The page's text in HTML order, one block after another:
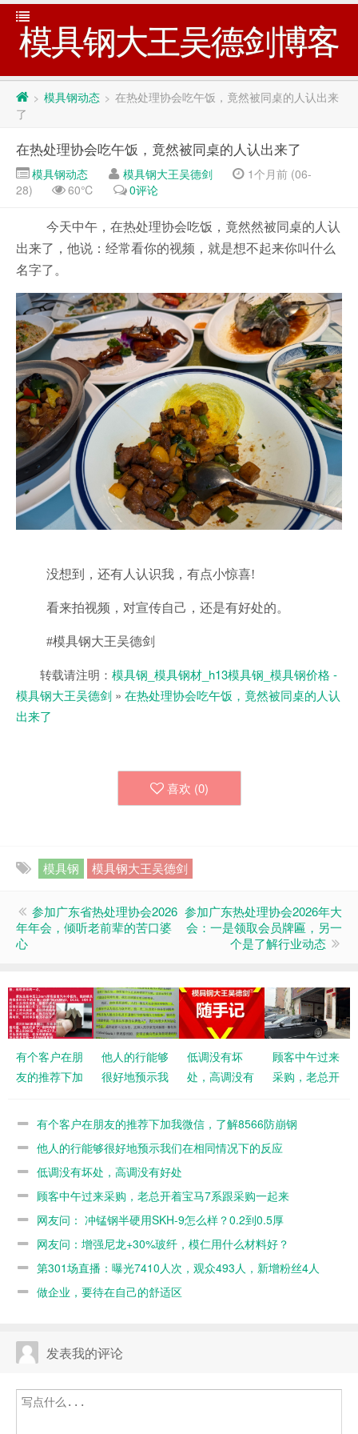
模具钢大王吴德剑博客
> 模具钢动态 > 在热处理协会吃午饭，竟然被同桌的人认出来
了
在热处理协会吃午饭，竟然被同桌的人认出来了
模具钢动态 模具钢大王吴德剑
1个月前 (06-
28)
60℃ 0评论
今天中午，在热处理协会吃饭，竟然然被同桌的人认
出来了，他说：经常看你的视频，就是想不起来你叫什么
名字了。
没想到，还有人认识我，有点小惊喜!
看来拍视频，对宣传自己，还是有好处的。
#模具钢大王吴德剑
转载请注明： 模具钢_模具钢材_h13模具钢_模具钢价格 -
模具钢大王吴德剑 » 在热处理协会吃午饭，竟然被同桌的人认
出来了
喜欢 (0)
模具钢 模具钢大王吴德剑
参加广东省热处理协会2026
年年会，倾听老前辈的苦口婆
心
参加广东热处理协会2026年大
会：一是领取会员牌匾，另一
个是了解行业动态
有个客户在朋
友的推荐下加
8566防崩钢
他人的行能够
很好地预示我
下的反应
低调没有坏
处，高调没有
顾客中午过来
采购，老总开
采购一起来
有个客户在朋友的推荐下加我微信，了解8566防崩钢
他人的行能够很好地预示我们在相同情况下的反应
低调没有坏处，高调没有好处
顾客中午过来采购，老总开着宝马7系跟采购一起来
网友问： 冲锰钢半硬用SKH-9怎么样？0.2到0.5厚
网友问：增强尼龙+30%玻纤，模仁用什么材料好？
第301场直播：曝光7410人次，观众493人，新增粉丝4人
做企业，要待在自己的舒适区
发表我的评论